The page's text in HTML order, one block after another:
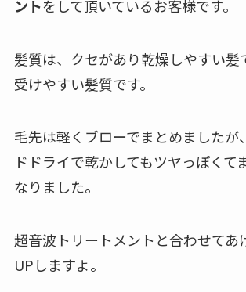
ントをして頂いているお客様です。
髪質は、クセがあり乾燥しやすい髪
受けやすい髪質です。
毛先は軽くブローでまとめましたが
ドドライで乾かしてもツヤっぽくて
なりました。
超音波トリートメントと合わせてあ
UPしますよ。